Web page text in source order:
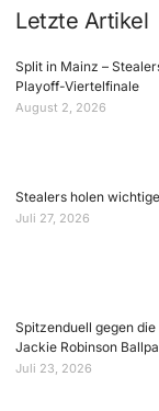
Letzte Artikel
Split in Mainz –
Playoff-Viertelfinale
August 2, 2026
Stealers holen
Juli 27, 2026
Spitzenduell gegen
Jackie Robinson
Juli 23, 2026